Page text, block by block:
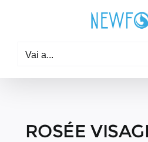
Vai a...
ROSÉE